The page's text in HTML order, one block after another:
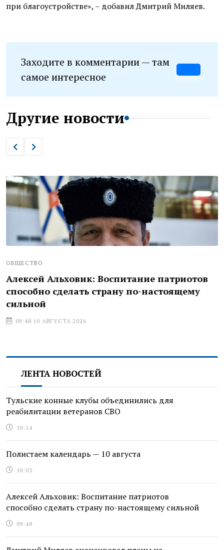
при благоустройстве», – добавил Дмитрий Миляев.
Заходите в комментарии — там
самое интересное
Другие новости
ОБЩЕСТВО
Алексей Альховик: Воспитание патриотов
способно сделать страну по-настоящему
сильной
09:48 10 АВГУСТА 2026
ЛЕНТА НОВОСТЕЙ
Тульские конные клубы объединились для
реабилитации ветеранов СВО
10:14
Полистаем календарь — 10 августа
10:03
Алексей Альховик: Воспитание патриотов
способно сделать страну по-настоящему сильной
09:48